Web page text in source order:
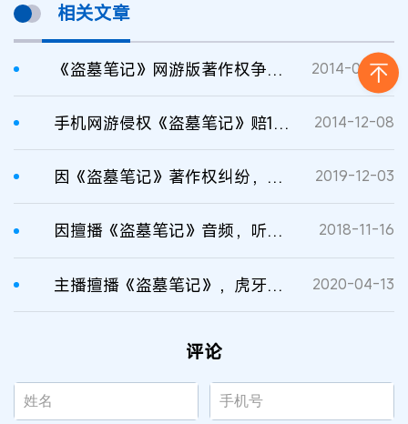
相关文章
《盗墓笔记》网游版著作权争议案开审 2014-05-07
手机网游侵权《盗墓笔记》赔12万 2014-12-08
因《盗墓笔记》著作权纠纷，欢瑞世纪向南派三叔索赔100万元 2019-12-03
因擅播《盗墓笔记》音频，听呗FM将北京龙杰诉至法院 2018-11-16
主播擅播《盗墓笔记》，虎牙为何不担责？ 2020-04-13
评论